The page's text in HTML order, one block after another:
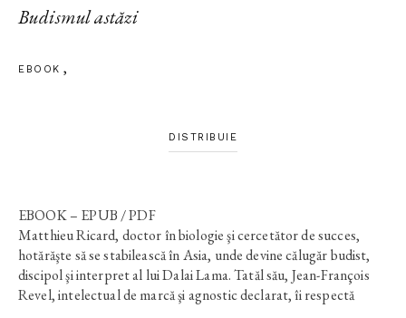
Budismul astăzi
EBOOK
DISTRIBUIE
EBOOK – EPUB / PDF
Matthieu Ricard, doctor în biologie şi cercetător de succes,
hotărăşte să se stabilească în Asia, unde devine călugăr budist,
discipol şi interpret al lui Dalai Lama. Tatăl său, Jean-François
Revel, intelectual de marcă şi agnostic declarat, îi respectă